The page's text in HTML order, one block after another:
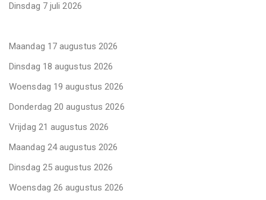
Dinsdag 7 juli 2026
Maandag 17 augustus 2026
Dinsdag 18 augustus 2026
Woensdag 19 augustus 2026
Donderdag 20 augustus 2026
Vrijdag 21 augustus 2026
Maandag 24 augustus 2026
Dinsdag 25 augustus 2026
Woensdag 26 augustus 2026